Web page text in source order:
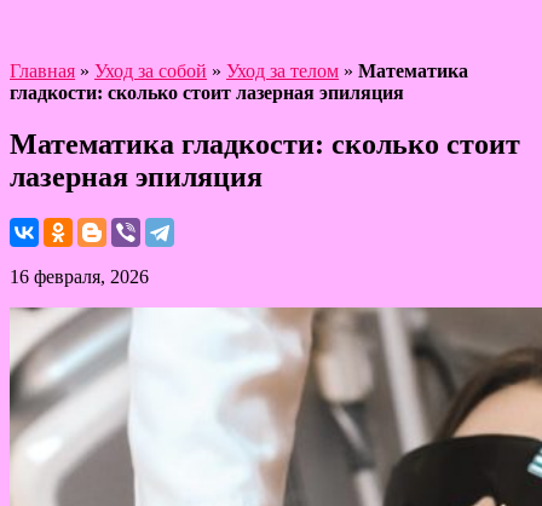
Главная » Уход за собой » Уход за телом » Математика
гладкости: сколько стоит лазерная эпиляция
Математика гладкости: сколько стоит
лазерная эпиляция
16 февраля, 2026